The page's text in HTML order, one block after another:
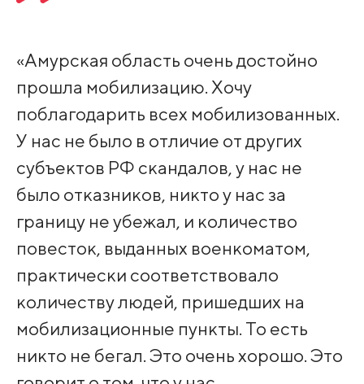
«Амурская область очень достойно
прошла мобилизацию. Хочу
поблагодарить всех мобилизованных.
У нас не было в отличие от других
субъектов РФ скандалов, у нас не
было отказников, никто у нас за
границу не убежал, и количество
повесток, выданных военкоматом,
практически соответствовало
количеству людей, пришедших на
мобилизационные пункты. То есть
никто не бегал. Это очень хорошо. Это